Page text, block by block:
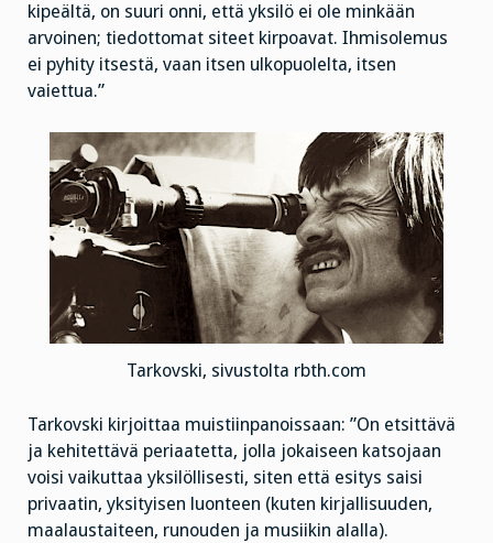
kipeältä, on suuri onni, että yksilö ei ole minkään
arvoinen; tiedottomat siteet kirpoavat. Ihmisolemus
ei pyhity itsestä, vaan itsen ulkopuolelta, itsen
vaiettua.”
Tarkovski, sivustolta rbth.com
Tarkovski kirjoittaa muistiinpanoissaan: ”On etsittävä
ja kehitettävä periaatetta, jolla jokaiseen katsojaan
voisi vaikuttaa yksilöllisesti, siten että esitys saisi
privaatin, yksityisen luonteen (kuten kirjallisuuden,
maalaustaiteen, runouden ja musiikin alalla).